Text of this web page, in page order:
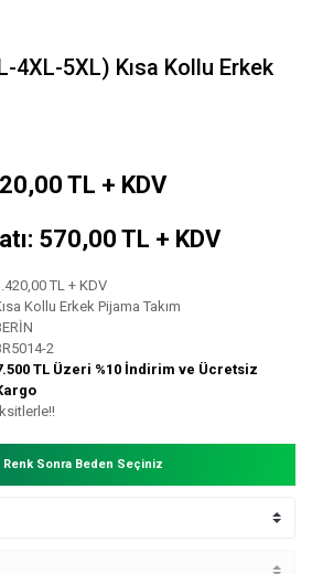
4XL-5XL) Kısa Kollu Erkek
TL + KDV
570,00 TL + KDV
TL + KDV
Kollu Erkek Pijama Takım
2
TL Üzeri %10 İndirim ve Ücretsiz
Renk Sonra Beden Seçiniz